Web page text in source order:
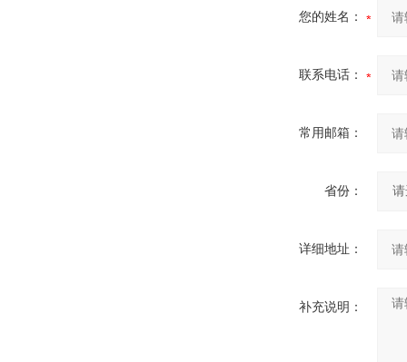
您的姓名：
联系电话：
常用邮箱：
省份：
详细地址：
补充说明：